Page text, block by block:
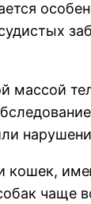
кошек,
чаще